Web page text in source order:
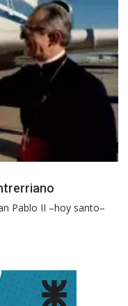
Pablo II –hoy santo–